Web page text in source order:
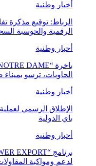
أخبار وطنية
الرباط: توقيع مذكرة
الرقمية والحوسبة
أخبار وطنية
الحاويات، ترسو
أخبار وطنية
الإطلاق الرسمي
باي الدولية
أخبار وطنية
لدعم ومواكبة